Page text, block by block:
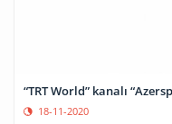
“TRT World” kanalı
18-11-2020